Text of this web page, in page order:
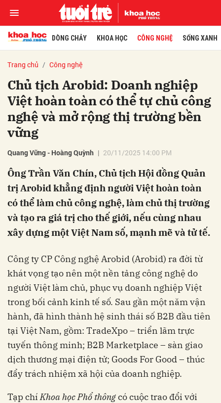
DÒNG CHẢY KHOA HỌC CÔNG NGHỆ SỐNG XANH
Trang chủ Công nghệ
Chủ tịch Arobid: Doanh nghiệp
Việt hoàn toàn có thể tự chủ công
nghệ và mở rộng thị trường bền
vững
Quang Vững - Hoàng Quỳnh 20/11/2025 14:00 PM
Ông Trần Văn Chín, Chủ tịch Hội đồng Quản
trị Arobid khẳng định người Việt hoàn toàn
có thể làm chủ công nghệ, làm chủ thị trường
và tạo ra giá trị cho thế giới, nếu cùng nhau
xây dựng một Việt Nam số, mạnh mẽ và tử tế.
Công ty CP Công nghệ Arobid (Arobid) ra đời từ
khát vọng tạo nên một nền tảng công nghệ do
người Việt làm chủ, phục vụ doanh nghiệp Việt
trong bối cảnh kinh tế số. Sau gần một năm vận
hành, đã hình thành hệ sinh thái số B2B đầu tiên
tại Việt Nam, gồm: TradeXpo – triển lãm trực
tuyến thông minh; B2B Marketplace – sàn giao
dịch thương mại điện tử; Goods For Good – thúc
đẩy trách nhiệm xã hội của doanh nghiệp.
Tạp chíKhoa học Phổ thôngcó cuộc trao đổi với